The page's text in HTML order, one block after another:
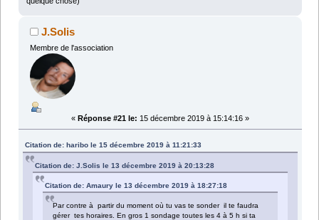
J.Solis
Membre de l'association
« Réponse #21 le: 15 décembre 2019 à 15:14:16 »
Citation de: haribo le 15 décembre 2019 à 11:21:33
Citation de: J.Solis le 13 décembre 2019 à 20:13:28
Citation de: Amaury le 13 décembre 2019 à 18:27:18
Par contre à partir du moment où tu vas te sonder il te faudra
gérer tes horaires. En gros 1 sondage toutes les 4 à 5 h si ta